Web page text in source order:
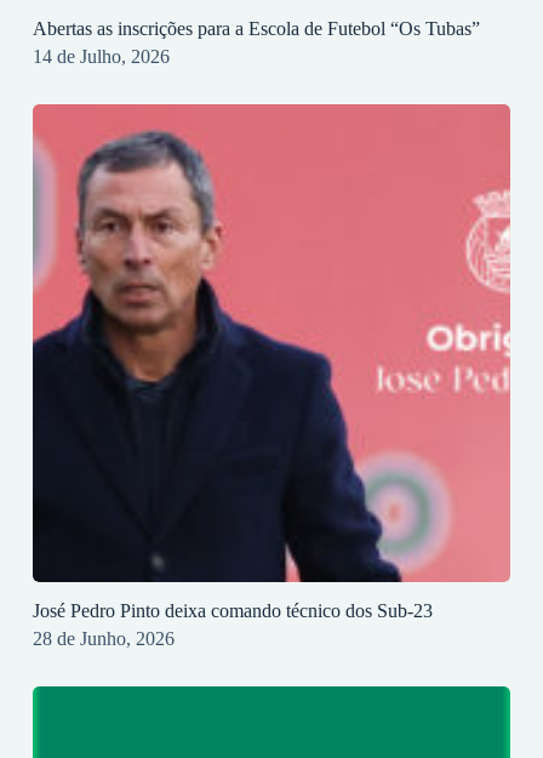
Abertas as inscrições para a Escola de Futebol “Os Tubas”
14 de Julho, 2026
José Pedro Pinto deixa comando técnico dos Sub-23
28 de Junho, 2026